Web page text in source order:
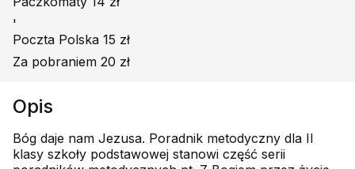
'
Poczta Polska 15 zł
Za pobraniem 20 zł
Opis
Bóg daje nam Jezusa. Poradnik metodyczny dla II
klasy szkoły podstawowej stanowi część serii